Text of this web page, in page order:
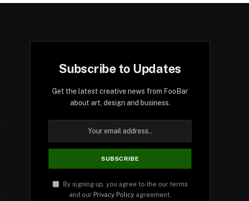
Subscribe to Updates
Get the latest creative news from FooBar
about art, design and business.
By signing up, you agree to the our terms
and our Privacy Policyagreement.